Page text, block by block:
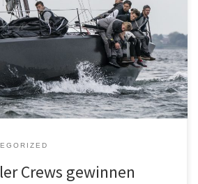
in Flensburg wurden am vergangenen
aus Kiel dominiert. Während also die
beim Derby in Flensburg eine knappe
konnten die Landeshauptstädter
klar die Oberhand behalten.
Crews gewinnen